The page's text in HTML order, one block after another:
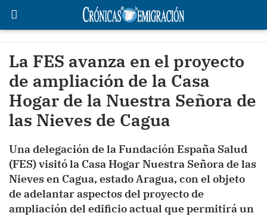
La FES avanza en el proyecto
de ampliación de la Casa
Hogar de la Nuestra Señora de
las Nieves de Cagua
Una delegación de la Fundación España Salud
(FES) visitó la Casa Hogar Nuestra Señora de las
Nieves en Cagua, estado Aragua, con el objeto
de adelantar aspectos del proyecto de
ampliación del edificio actual que permitirá un